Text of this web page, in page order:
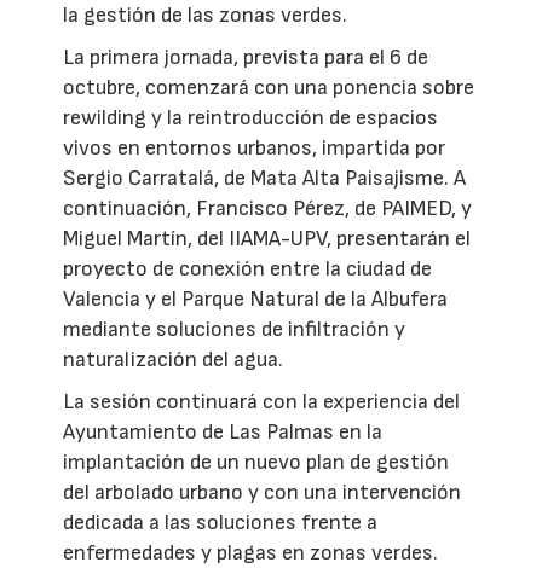
la gestión de las zonas verdes.
La primera jornada, prevista para el 6 de
octubre, comenzará con una ponencia sobre
rewilding y la reintroducción de espacios
vivos en entornos urbanos, impartida por
Sergio Carratalá, de Mata Alta Paisajisme. A
continuación, Francisco Pérez, de PAIMED, y
Miguel Martín, del IIAMA-UPV, presentarán el
proyecto de conexión entre la ciudad de
Valencia y el Parque Natural de la Albufera
mediante soluciones de infiltración y
naturalización del agua.
La sesión continuará con la experiencia del
Ayuntamiento de Las Palmas en la
implantación de un nuevo plan de gestión
del arbolado urbano y con una intervención
dedicada a las soluciones frente a
enfermedades y plagas en zonas verdes.